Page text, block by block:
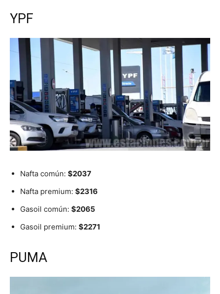
YPF
Nafta común: $2037
Nafta premium: $2316
Gasoil común: $2065
Gasoil premium: $2271
PUMA